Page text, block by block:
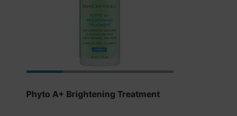
Phyto A+ Brightening Treatment